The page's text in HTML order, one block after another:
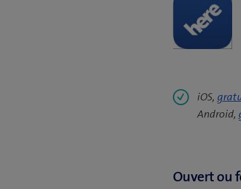
iOS,
Android,
Ouvert ou